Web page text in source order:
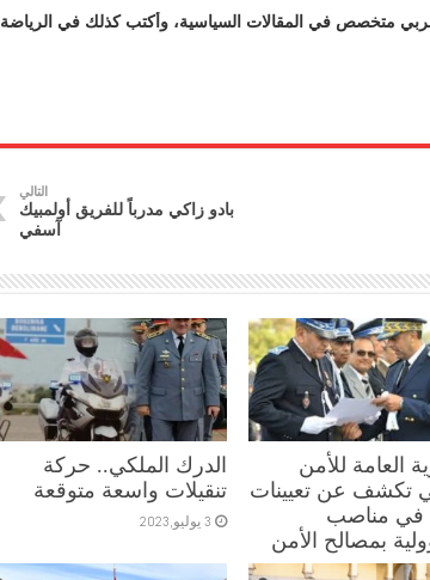
متخصص في المقالات السياسية، وأكتب كذلك في الرياضة
التالي
بادو زاكي مدرباً للفريق أولمبيك
آسفي
العامة للأمن
تكشف عن تعيينات
في مناصب
بمصالح الأمن
الدرك الملكي.. حركة
تنقيلات واسعة متوقعة
3 يوليو,2023